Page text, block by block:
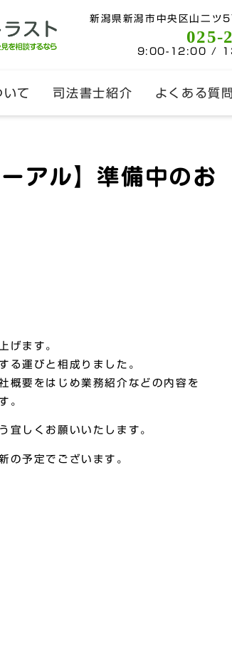
新潟県新潟市中央区山二ツ
025-
9:00-12:00 /
いて 司法書士紹介 よくある質問
アル】準備中のお
げます。
る運びと相成りました。
概要をはじめ業務紹介などの内容を
。
宜しくお願いいたします。
の予定でございます。